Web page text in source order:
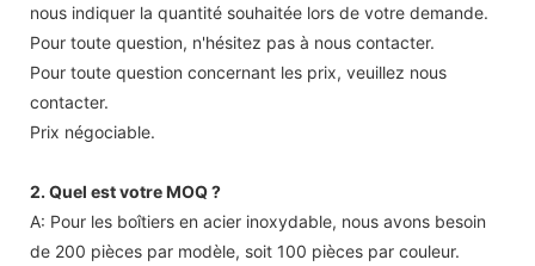
nous indiquer la quantité souhaitée lors de votre demande.
Pour toute question, n'hésitez pas à nous contacter.
Pour toute question concernant les prix, veuillez nous
contacter.
Prix ​​négociable.
2. Quel est votre MOQ ?
A: Pour les boîtiers en acier inoxydable, nous avons besoin
de 200 pièces par modèle, soit 100 pièces par couleur.